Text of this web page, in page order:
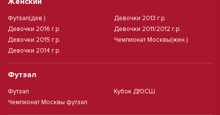
Футзал(дев.)
Девочки 2016 г.р.
Девочки 2015 г.р.
Девочки 2014 г.р.
Девочки 2013 г.р.
Девочки 2011/2012 г.р.
Чемпионат Москвы(жен.)
Футзал
Футзал
Чемпионат Москвы футзал
Кубок ДЮСШ